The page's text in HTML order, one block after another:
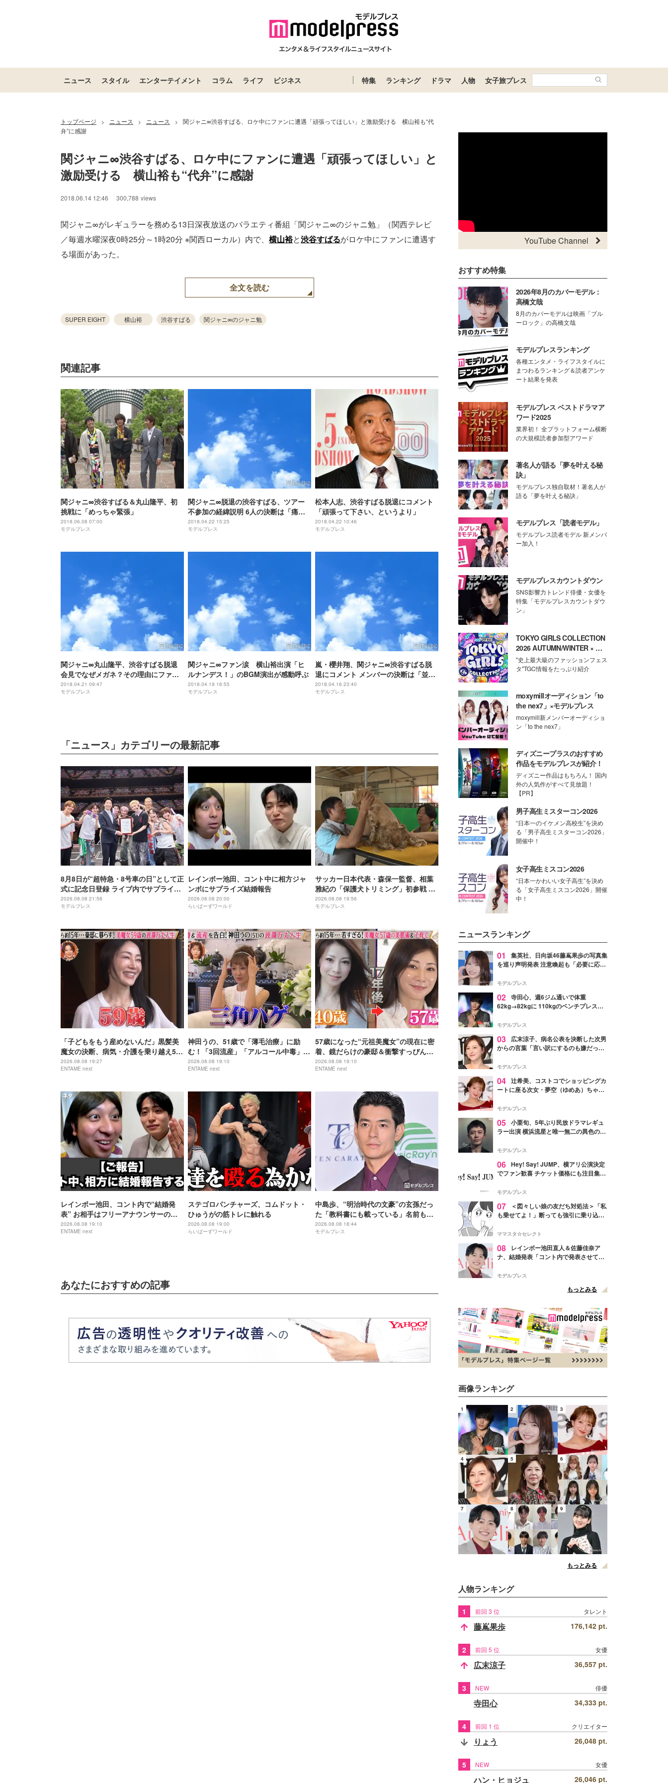
ニュース スタイル エンターテイメント コラム ライフ ビジネス 特集 ランキング ドラマ 人物 女子旅プレス
トップページ > ニュース > ニュース >
関ジャニ∞渋谷すばる、ロケ中にファンに遭遇「頑張ってほしい」と激励受ける 横山裕も“代
弁”に感謝
Unmute / Loaded:
52.23%
関ジャニ∞渋谷すばる、ロケ中にファンに遭遇「頑張ってほしい」と
激励受ける　横山裕も“代弁”に感謝
2018.06.14 12:46 300,788 views
関ジャニ∞がレギュラーを務める13日深夜放送のバラエティ番組「関ジャニ∞のジャニ勉」（関西テレビ
／毎週水曜深夜0時25分～1時20分 ※関西ローカル）内で、 横山裕と渋谷すばるがロケ中にファンに遭遇す
る場面があった。
全文を読む
SUPER EIGHT 横山裕 渋谷すばる 関ジャニ∞のジャニ勉
関連記事
関ジャニ∞渋谷すばる＆丸山隆平、初
挑戦に「めっちゃ緊張」
2018.06.08 07:00
モデルプレス
関ジャニ∞脱退の渋谷すばる、ツアー
不参加の経緯説明 6人の決断は「痛い
ほど分かる」
2018.04.22 15:25
モデルプレス
松本人志、渋谷すばる脱退にコメント
「頑張って下さい、というより」
2018.04.22 10:46
モデルプレス
関ジャニ∞丸山隆平、渋谷すばる脱退
会見でなぜメガネ？その理由にファン
感涙
2018.04.21 09:47
モデルプレス
関ジャニ∞ファン涙 横山裕出演「ヒ
ルナンデス！」のBGM演出が感動呼ぶ
2018.04.19 16:55
モデルプレス
嵐・櫻井翔、関ジャニ∞渋谷すばる脱
退にコメント メンバーの決断は「並大
抵のことではない」
2018.04.16 23:40
モデルプレス
「ニュース」カテゴリーの最新記事
8月8日が“超特急・8号車の日”として正
式に記念日登録 ライブ内でサプライズ
発表
2026.08.08 21:58
モデルプレス
レインボー池田、コント中に相方ジャ
ンボにサプライズ結婚報告
2026.08.08 20:00
らいばーずワールド
サッカー日本代表・森保一監督、相葉
雅紀の「保護犬トリミング」初参戦 ド
リームチームで心込めて挑む【24時間
テレビ49】
2026.08.08 19:56
モデルプレス
「子どもをもう産めないんだ」黒髪美
魔女の決断、病気・介護を乗り越え56
歳で“おばあちゃん”に
2026.08.08 19:27
ENTAME next
神田うの、51歳で「薄毛治療」に励
む！「3回流産」「アルコール中毒」自
身の過去を赤裸々告白
2026.08.08 19:10
ENTAME next
57歳になった“元祖美魔女”の現在に密
着、鏡だらけの豪邸＆衝撃すっぴん姿
を披露
2026.08.08 19:10
ENTAME next
レインボー池田、コント内で“結婚発
表” お相手はフリーアナウンサーの佐
藤佳奈
2026.08.08 19:10
ENTAME next
ステゴロパンチャーズ、コムドット・
ひゅうがの筋トレに触れる
2026.08.08 19:00
らいばーずワールド
中島歩、“明治時代の文豪”の玄孫だっ
た「教科書にも載っている」名前も先
祖に由来
2026.08.08 18:44
モデルプレス
あなたにおすすめの記事
YouTube Channel
おすすめ特集
2026年8月のカバーモデル：
高橋文哉
8月のカバーモデルは映画「ブル
ーロック」の高橋文哉
モデルプレスランキング
各種エンタメ・ライフスタイルに
まつわるランキング＆読者アンケ
ート結果を発表
モデルプレス ベストドラマア
ワード2025
業界初！ 全プラットフォーム横断
の大規模読者参加型アワード
著名人が語る「夢を叶える秘
訣」
モデルプレス独自取材！著名人が
語る「夢を叶える秘訣」
モデルプレス「読者モデル」
モデルプレス読者モデル 新メンバ
ー加入！
モデルプレスカウントダウン
SNS影響力トレンド俳優・女優を
特集「モデルプレスカウントダウ
ン」
TOKYO GIRLS COLLECTION
2026 AUTUMN/WINTER × モ
デルプレス
"史上最大級のファッションフェス
タ"TGC情報をたっぷり紹介
moxymillオーディション「to
the nex7」×モデルプレス
moxymill新メンバーオーディショ
ン「to the nex7」
ディズニープラスのおすすめ
作品をモデルプレスが紹介！
ディズニー作品はもちろん！ 国内
外の人気作がすべて見放題！
【PR】
男子高生ミスターコン2026
“日本一のイケメン高校生”を決め
る「男子高生ミスターコン2026」
開催中！
女子高生ミスコン2026
“日本一かわいい女子高生”を決め
る「女子高生ミスコン2026」開催
中！
ニュースランキング
01
集英社、日向坂46藤嶌果歩の写真集
を巡り声明発表 注意喚起も「必要に応じ
モデルプレス
02 寺田心、週6ジム通いで体重
62kg→82kgに 110kgのベンチプレス持
「かっこいい」と反響
モデルプレス
03
広末涼子、病名公表を決断した次男
からの言葉「言い訳にするのも嫌だっ
モデルプレス
04 辻希美、コストコでショッピングカ
ートに座る次女・夢空（ゆめあ）ちゃん
ぎ」「成長を感じる」の声
モデルプレス
05 小栗旬、5年ぶり民放ドラマレギュ
ラー出演 横浜流星と唯一無二の異色のバ
モデルプレス
06 Hey! Say! JUMP、横アリ公演決定
でファン歓喜 チケット価格にも注目集ま
モデルプレス
07
＜図々しい娘の友だち対処法＞「私
も乗せてよ！」断っても強引に乗り込ん
ママスタ☆セレクト
08
レインボー池田直人＆佐藤佳奈ア
ナ、結婚発表「コント内で発表させてい
点変更のため
モデルプレス
もっとみる
画像ランキング
1 2 3
4 5 6
7 8 9
もっとみる
人物ランキング
1 前回 3 位 タレント
藤嶌果歩 176,142 pt.
2 前回 5 位 女優
広末涼子 36,557 pt.
3 NEW 俳優
寺田心 34,333 pt.
4 前回 1 位 クリエイター
りょう 26,048 pt.
5 NEW 女優
ハン・ヒョジュ 26,046 pt.